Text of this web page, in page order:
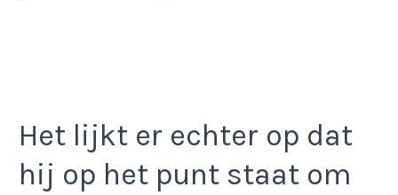
Het lijkt er echter op dat
hij op het punt staat om